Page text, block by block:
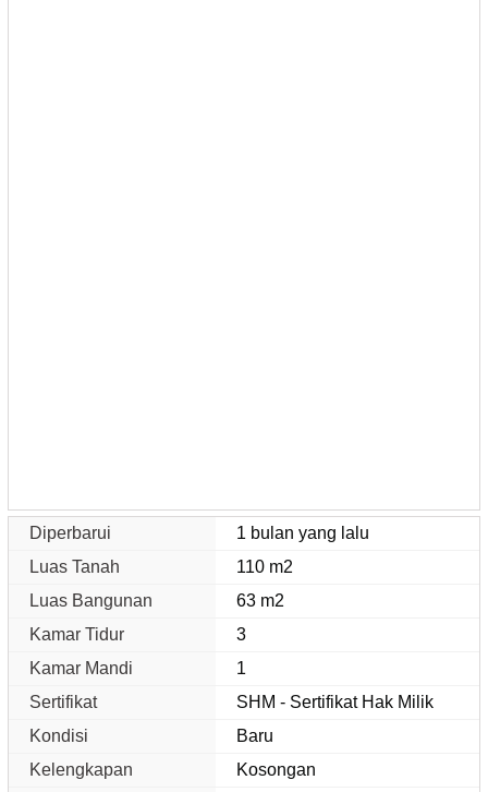
Diperbarui
1 bulan yang lalu
Luas Tanah
110 m2
Luas Bangunan
63 m2
Kamar Tidur
3
Kamar Mandi
1
Sertifikat
SHM - Sertifikat Hak Milik
Kondisi
Baru
Kelengkapan
Kosongan